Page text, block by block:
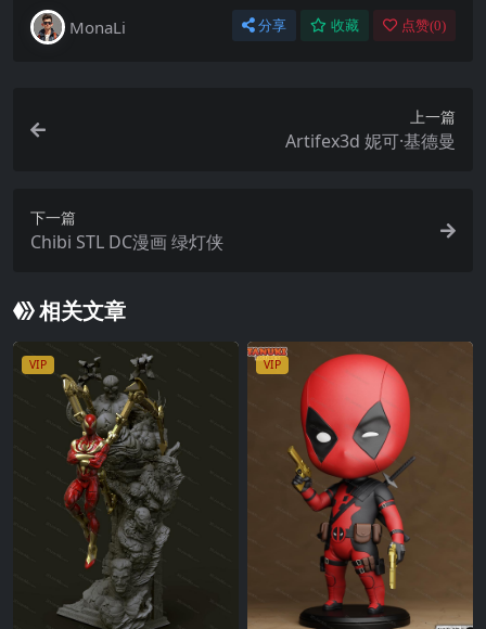
MonaLi 分享 收藏 点赞(0)
上一篇
Artifex3d 妮可·基德曼
下一篇
Chibi STL DC漫画 绿灯侠
相关文章
VIP VIP